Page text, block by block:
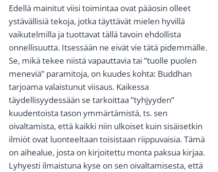
Edellä mainitut viisi toimintaa ovat pääosin olleet
ystävällisiä tekoja, jotka täyttävät mielen hyvillä
vaikutelmilla ja tuottavat tällä tavoin ehdollista
onnellisuutta. Itsessään ne eivät vie tätä pidemmälle.
Se, mikä tekee niistä vapauttavia tai ”tuolle puolen
meneviä” paramitoja, on kuudes kohta: Buddhan
tarjoama valaistunut viisaus. Kaikessa
täydellisyydessään se tarkoittaa ”tyhjyyden”
kuudentoista tason ymmärtämistä, ts. sen
oivaltamista, että kaikki niin ulkoiset kuin sisäisetkin
ilmiöt ovat luonteeltaan toisistaan riippuvaisia. Tämä
on aihealue, josta on kirjoitettu monta paksua kirjaa.
Lyhyesti ilmaistuna kyse on sen oivaltamisesta, että